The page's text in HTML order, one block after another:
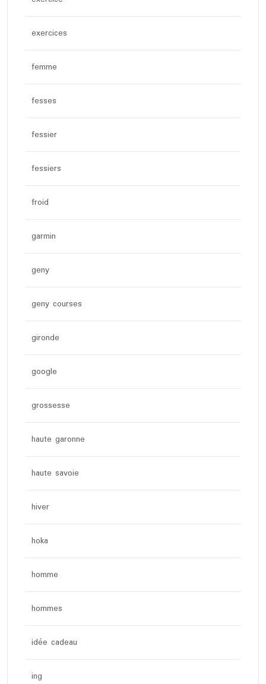
exercices
femme
fesses
fessier
fessiers
froid
garmin
geny
geny courses
gironde
google
grossesse
haute garonne
haute savoie
hiver
hoka
homme
hommes
idée cadeau
ing